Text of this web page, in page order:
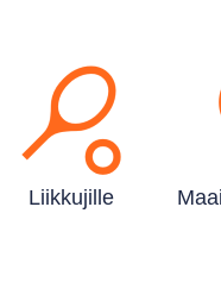
Liikkujille